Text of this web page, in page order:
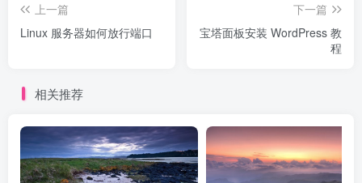
上一篇
Linux 服务器如何放行端口
下一篇
宝塔面板安装 WordPress 教
程
相关推荐